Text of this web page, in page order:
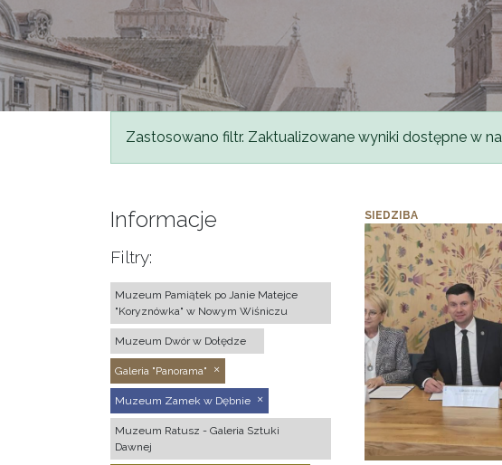
Komunikat
Zastosowano filtr. Zaktualizowane wyniki dostępne w
Informacje
Filtry:
Muzeum Pamiątek po Janie Matejce
"Koryznówka" w Nowym Wiśniczu
Muzeum Dwór w Dołędze
Galeria "Panorama"
Muzeum Zamek w Dębnie
Muzeum Ratusz - Galeria Sztuki
Dawnej
SIEDZIBA